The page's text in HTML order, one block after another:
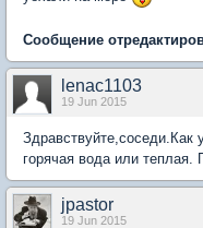
Сообщение
lenac1103
19 Jun 2015
Здравствуйте,соседи.Как
горячая вода или теплая.
jpastor
19 Jun 2015